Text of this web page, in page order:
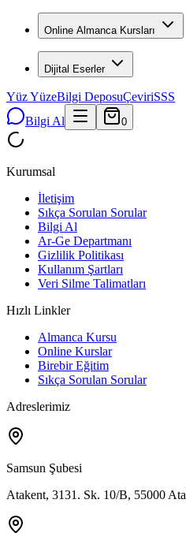
Online Almanca Kursları
Dijital Eserler
Yüz YüzeBilgi DeposuÇeviriSSS
Bilgi Al
0
Kurumsal
İletişim
Sıkça Sorulan Sorular
Bilgi Al
Ar-Ge Departmanı
Gizlilik Politikası
Kullanım Şartları
Veri Silme Talimatları
Hızlı Linkler
Almanca Kursu
Online Kurslar
Birebir Eğitim
Sıkça Sorulan Sorular
Adreslerimiz
Samsun Şubesi
Atakent, 3131. Sk. 10/B, 55000